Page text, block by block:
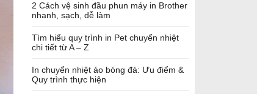
2 Cách vệ sinh đầu phun máy in Brother
nhanh, sạch, dễ làm
Tìm hiểu quy trình in Pet chuyển nhiệt
chi tiết từ A – Z
In chuyển nhiệt áo bóng đá: Ưu điểm &
Quy trình thực hiện